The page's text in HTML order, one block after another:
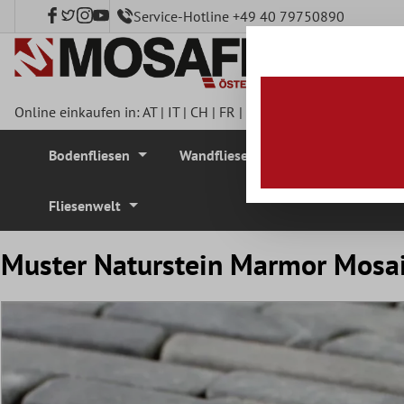
springen Service-Hotline +49 40 79750890
Online einkaufen in:AT| IT| CH | FR |
Bodenfliesen Wandfliesen
Fliesenwelt
Muster Naturstein Marmor